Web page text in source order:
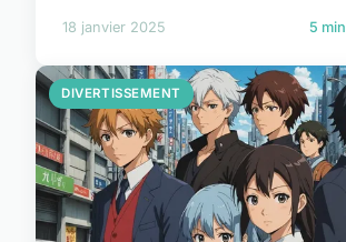
18 janvier 2025 5
DIVERTISSEMENT